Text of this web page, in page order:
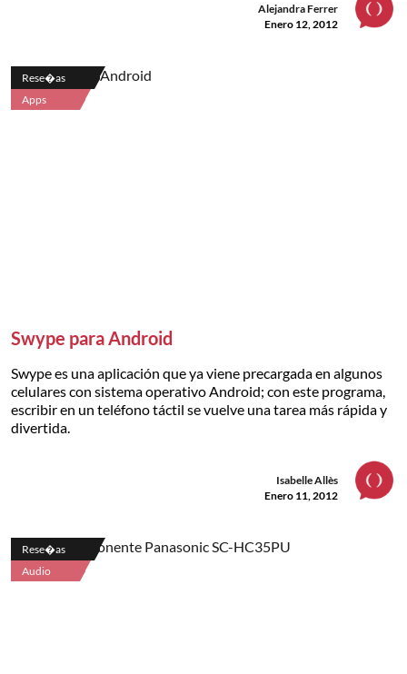
Alejandra Ferrer
Enero 12, 2012
Rese�as
Apps
Swype para Android
Swype es una aplicación que ya viene precargada en algunos
celulares con sistema operativo Android; con este programa,
escribir en un teléfono táctil se vuelve una tarea más rápida y
divertida.
Isabelle Allès
Enero 11, 2012
Rese�as
Audio